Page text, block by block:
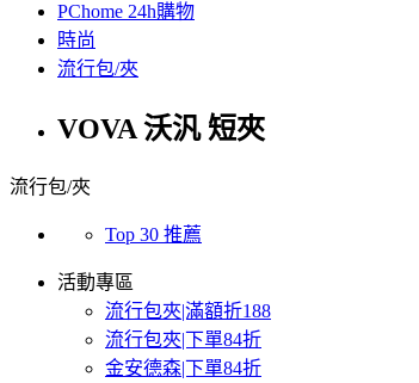
PChome 24h購物
時尚
流行包/夾
VOVA 沃汎 短夾
流行包/夾
Top 30 推薦
活動專區
流行包夾|滿額折188
流行包夾|下單84折
金安德森|下單84折